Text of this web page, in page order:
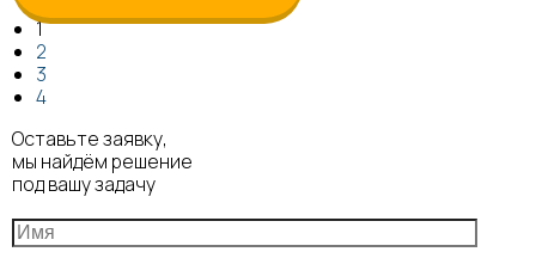
1
2
3
4
Оставьте заявку,
мы найдём решение
под вашу задачу